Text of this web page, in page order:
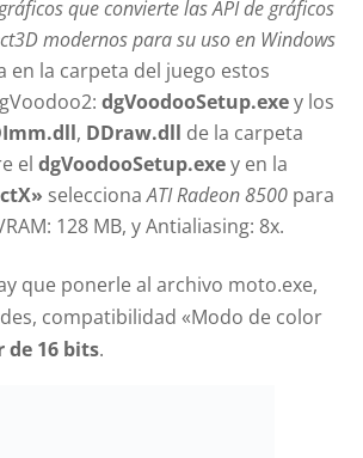
que convierte las API de gráficos
modernos para su uso en Windows
en la carpeta del juego estos
dgVoodooSetup.exey los
, DDraw.dll de la carpeta
eldgVoodooSetup.exey en la
seleccionaATI Radeon 8500 para
128 MB, y Antialiasing: 8x.
que ponerle al archivo moto.exe,
compatibilidad «Modo de color
de 16 bits.